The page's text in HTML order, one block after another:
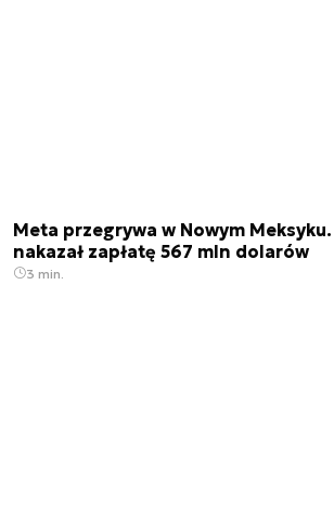
Meta przegrywa w Nowym Meksyku.
nakazał zapłatę 567 mln dolarów
3 min.